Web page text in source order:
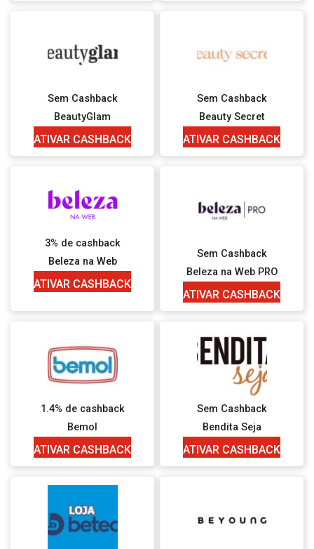
Sem Cashback
BeautyGlam
ATIVAR CASHBACK
Sem Cashback
Beauty Secret
ATIVAR CASHBACK
3% de cashback
Beleza na Web
ATIVAR CASHBACK
Sem Cashback
Beleza na Web PRO
ATIVAR CASHBACK
1.4% de cashback
Bemol
ATIVAR CASHBACK
Sem Cashback
Bendita Seja
ATIVAR CASHBACK